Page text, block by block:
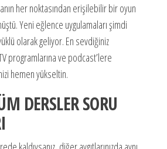
her noktasından erişilebilir bir oyun
Yeni eğlence uygulamaları şimdi
olarak geliyor. En sevdiğiniz
programlarına ve podcast’lere
hemen yükseltin.
DERSLER SORU